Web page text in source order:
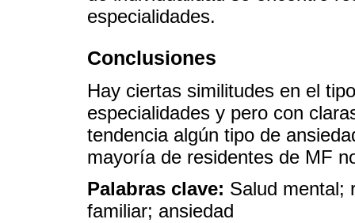
especialidades.
Conclusiones
Hay ciertas similitudes en el
especialidades y pero con
tendencia algún tipo de
mayoría de residentes de MF
Palabras clave: Salud mental;
familiar; ansiedad